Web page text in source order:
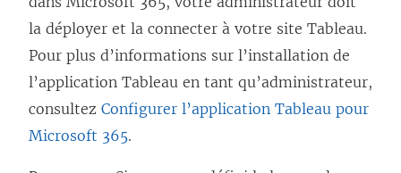
la déployer et la connecter à votre site Tableau.
Pour plus d’informations sur l’installation de
l’application Tableau en tant qu’administrateur,
consultez Configurer l’application Tableau pour
Microsoft 365.